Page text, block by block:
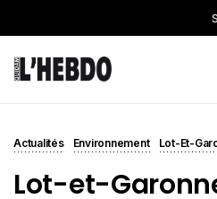
Actualités Environnement Lot-Et-
Lot-et-